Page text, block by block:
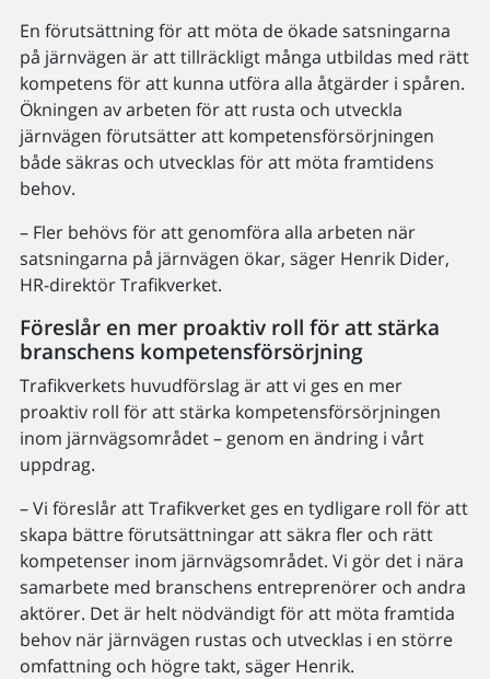
En förutsättning för att möta de ökade satsningarna
på järnvägen är att tillräckligt många utbildas med rätt
kompetens för att kunna utföra alla åtgärder i spåren.
Ökningen av arbeten för att rusta och utveckla
järnvägen förutsätter att kompetensförsörjningen
både säkras och utvecklas för att möta framtidens
behov.
– Fler behövs för att genomföra alla arbeten när
satsningarna på järnvägen ökar, säger Henrik Dider,
HR-direktör Trafikverket.
Föreslår en mer proaktiv roll för att stärka
branschens kompetensförsörjning
Trafikverkets huvudförslag är att vi ges en mer
proaktiv roll för att stärka kompetensförsörjningen
inom järnvägsområdet – genom en ändring i vårt
uppdrag.
– Vi föreslår att Trafikverket ges en tydligare roll för att
skapa bättre förutsättningar att säkra fler och rätt
kompetenser inom järnvägsområdet. Vi gör det i nära
samarbete med branschens entreprenörer och andra
aktörer. Det är helt nödvändigt för att möta framtida
behov när järnvägen rustas och utvecklas i en större
omfattning och högre takt, säger Henrik.